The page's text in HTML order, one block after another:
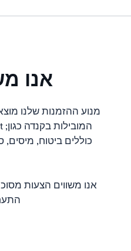
אנו
מנוע ההזמנות שלנו
כוללים ביטוח,
אנו משווים הצעות